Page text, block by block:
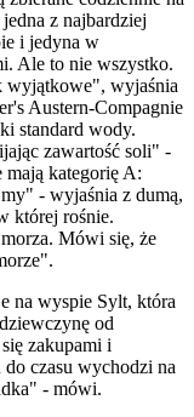
z najbardziej
i jedyna w
Ale to nie wszystko.
wyjątkowe", wyjaśnia
Austern-Compagnie
standard wody.
zawartość soli" -
kategorię A:
- wyjaśnia z dumą,
której rośnie.
Mówi się, że
na wyspie Sylt, która
od
zakupami i
do czasu wychodzi na
- mówi.